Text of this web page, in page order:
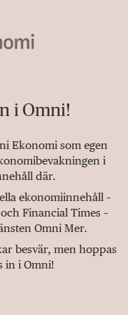
i Omni!
Ekonomi som egen
i
där.
ekonomiinnehåll –
Financial Times –
Omni Mer.
besvär, men hoppas
in i Omni!